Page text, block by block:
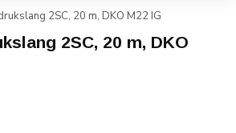
2SC, 20 m, DKO M22 IG
2SC, 20 m, DKO